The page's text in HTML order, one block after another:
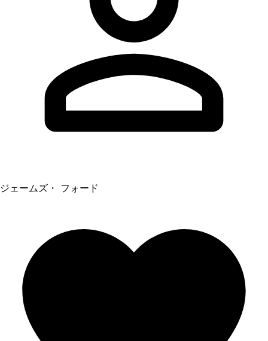
ジェームズ・ フォード